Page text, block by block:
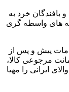
بافندگان خرد به
های واسطه گری
پیش و پس از
مرجوعی کالا،
ایرانی را مهیا